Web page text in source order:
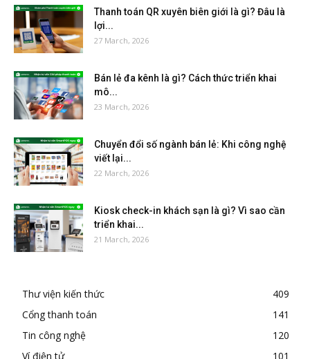
Thanh toán QR xuyên biên giới là gì? Đâu là
lợi...
27 March, 2026
Bán lẻ đa kênh là gì? Cách thức triển khai
mô...
23 March, 2026
Chuyển đổi số ngành bán lẻ: Khi công nghệ
viết lại...
22 March, 2026
Kiosk check-in khách sạn là gì? Vì sao cần
triển khai...
21 March, 2026
Thư viện kiến thức
409
Cổng thanh toán
141
Tin công nghệ
120
Ví điện tử
101